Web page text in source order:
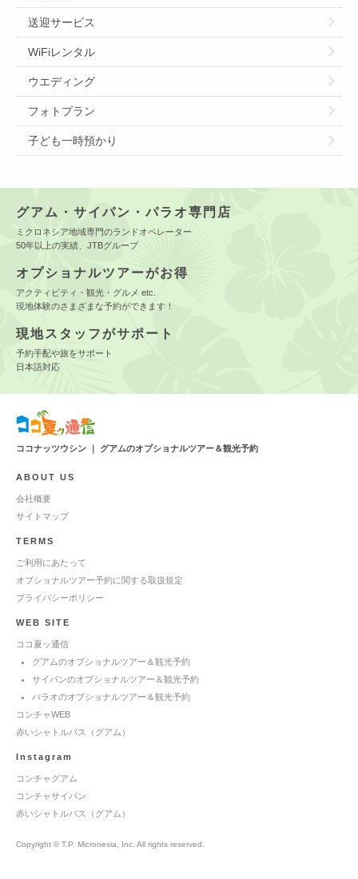
送迎サービス
WiFiレンタル
ウエディング
フォトプラン
子ども一時預かり
グアム・サイパン・パラオ専門店
ミクロネシア地域専門のランドオペレーター
50年以上の実績、JTBグループ
オプショナルツアーがお得
アクティビティ・観光・グルメ etc.
現地体験のさまざまな予約ができます！
現地スタッフがサポート
予約手配や旅をサポート
日本語対応
ココナッツウシン ｜ グアムのオプショナルツアー＆観光予約
ABOUT US
会社概要
サイトマップ
TERMS
ご利用にあたって
オプショナルツアー予約に関する取扱規定
プライバシーポリシー
WEB SITE
ココ夏ッ通信
グアムのオプショナルツアー＆観光予約
サイパンのオプショナルツアー＆観光予約
パラオのオプショナルツアー＆観光予約
コンチャWEB
赤いシャトルバス（グアム）
Instagram
コンチャグアム
コンチャサイパン
赤いシャトルバス（グアム）
Copyright © T.P. Micronesia, Inc. All rights reserved.